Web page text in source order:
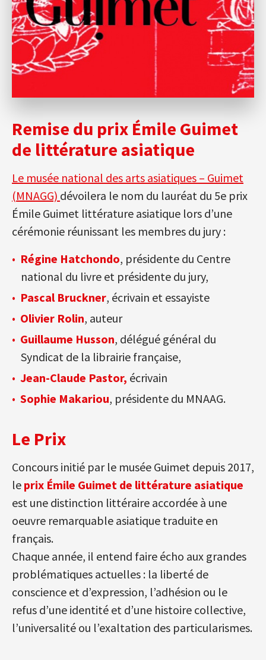
Remise du prix Émile Guimet
de littérature asiatique
Le musée national des arts asiatiques – Guimet
(MNAGG) dévoilera le nom du lauréat du 5e prix
Émile Guimet littérature asiatique lors d’une
cérémonie réunissant les membres du jury :
Régine Hatchondo, présidente du Centre
national du livre et présidente du jury,
Pascal Bruckner, écrivain et essayiste
Olivier Rolin, auteur
Guillaume Husson, délégué général du
Syndicat de la librairie française,
Jean-Claude Pastor, écrivain
Sophie Makariou, présidente du MNAAG.
Le Prix
Concours initié par le musée Guimet depuis 2017,
le prix Émile Guimet de littérature asiatique
est une distinction littéraire accordée à une
oeuvre remarquable asiatique traduite en
français.
Chaque année, il entend faire écho aux grandes
problématiques actuelles : la liberté de
conscience et d’expression, l’adhésion ou le
refus d’une identité et d’une histoire collective,
l’universalité ou l’exaltation des particularismes.